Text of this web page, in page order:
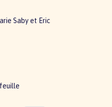
Saby et Eric